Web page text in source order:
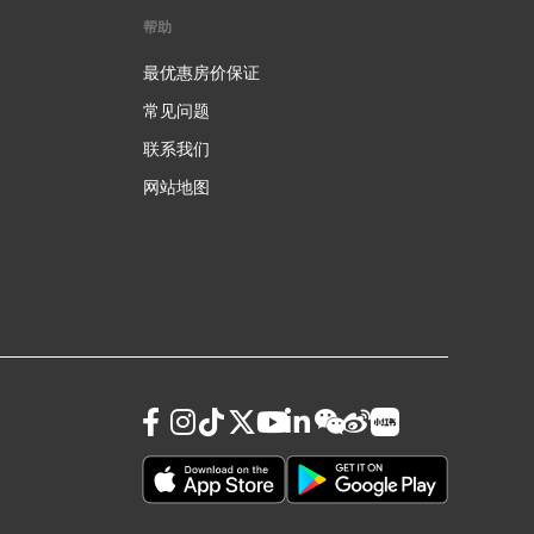
帮助
最优惠房价保证
常见问题
联系我们
网站地图